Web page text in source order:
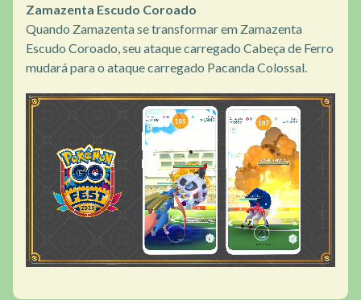
Zamazenta Escudo Coroado
Quando Zamazenta se transformar em Zamazenta
Escudo Coroado, seu ataque carregado Cabeça de Ferro
mudará para o ataque carregado Pacanda Colossal.